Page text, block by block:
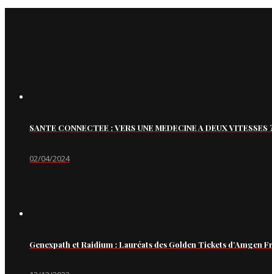
SANTE CONNECTEE : VERS UNE MEDECINE A DEUX VITESSES
02/04/2024
Genexpath et Raidium : Lauréats des Golden Tickets d’Amgen